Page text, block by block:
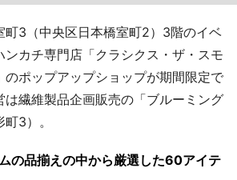
3（中央区日本橋室町2）3階のイベ
ンカチ専門店「クラシクス・ザ・スモ
のポップアップショップが期間限定で
は繊維製品企画販売の「ブルーミング
3）。
の品揃えの中から厳選した60アイテ